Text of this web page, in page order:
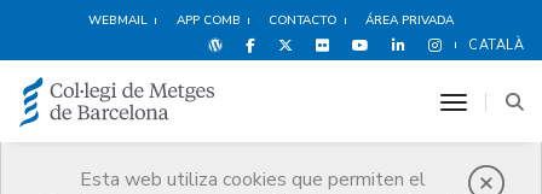
WEBMAIL APP COMB CONTACTO ÁREA PRIVADA
CATALÀ
Esta web utiliza cookies que permiten el
toggle